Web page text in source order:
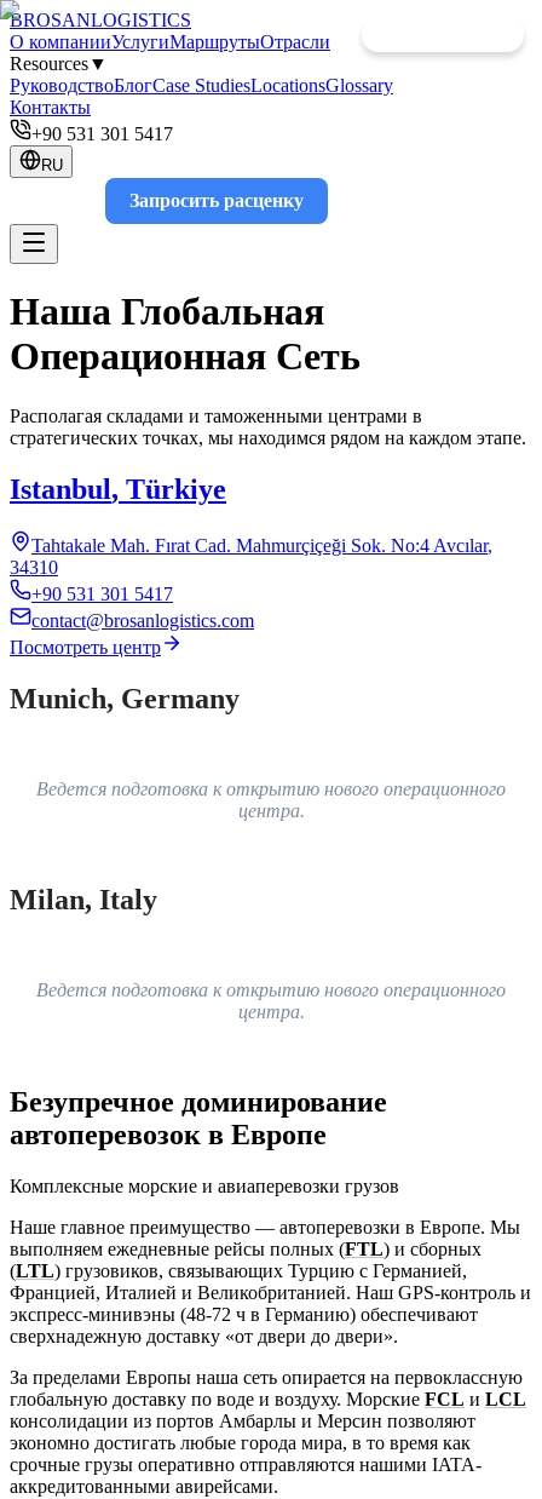
BROSANLOGISTICS
О компанииУслугиМаршрутыОтрасли
Resources▼
РуководствоБлогCase StudiesLocationsGlossary
Контакты
+90 531 301 5417
RU
Запросить расценку
Наша Глобальная
Операционная Сеть
Располагая складами и таможенными центрами в
стратегических точках, мы находимся рядом на каждом этапе.
Istanbul, Türkiye
Tahtakale Mah. Fırat Cad. Mahmurçiçeği Sok. No:4 Avcılar,
34310
+90 531 301 5417
contact@brosanlogistics.com
Посмотреть центр
Munich, Germany
Ведется подготовка к открытию нового операционного
центра.
Milan, Italy
Ведется подготовка к открытию нового операционного
центра.
Безупречное доминирование
автоперевозок в Европе
Комплексные морские и авиаперевозки грузов
Наше главное преимущество — автоперевозки в Европе. Мы
выполняем ежедневные рейсы полных (FTL) и сборных
(LTL) грузовиков, связывающих Турцию с Германией,
Францией, Италией и Великобританией. Наш GPS-контроль и
экспресс-минивэны (48-72 ч в Германию) обеспечивают
сверхнадежную доставку «от двери до двери».
За пределами Европы наша сеть опирается на первоклассную
глобальную доставку по воде и воздуху. Морские FCL и LCL
консолидации из портов Амбарлы и Мерсин позволяют
экономно достигать любые города мира, в то время как
срочные грузы оперативно отправляются нашими IATA-
аккредитованными авирейсами.